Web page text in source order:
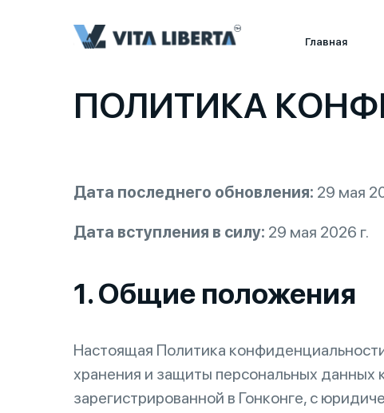
Главная
ПОЛИТИКА
Дата последнего обновления: 29 мая
Дата вступления в силу: 29 мая 2026 г.
1. Общие положения
Настоящая Политика
хранения и защиты персональных данных
зарегистрированной в Гонконге, с